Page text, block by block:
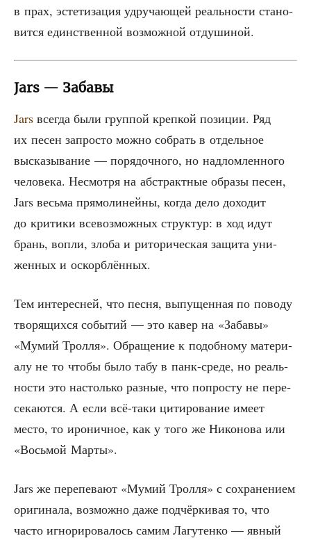
в прах, эсте­ти­за­ция удру­ча­ю­щей реаль­но­сти ста­но­
вит­ся един­ствен­ной воз­мож­ной отдушиной.
Jars — Забавы
Jars все­гда были груп­пой креп­кой пози­ции. Ряд
их песен запро­сто мож­но собрать в отдель­ное
выска­зы­ва­ние — поря­доч­но­го, но над­лом­лен­но­го
чело­ве­ка. Несмот­ря на абстракт­ные обра­зы песен,
Jars весь­ма пря­мо­ли­ней­ны, когда дело дохо­дит
до кри­ти­ки все­воз­мож­ных струк­тур: в ход идут
брань, вопли, зло­ба и рито­ри­че­ская защи­та уни­
жен­ных и оскорблённых.
Тем инте­рес­ней, что пес­ня, выпу­щен­ная по пово­ду
тво­ря­щих­ся собы­тий — это кавер на «Заба­вы»
«Мумий Трол­ля». Обра­ще­ние к подоб­но­му мате­ри­
а­лу не то что­бы было табу в панк-сре­де, но реаль­
но­сти это настоль­ко раз­ные, что попро­сту не пере­
се­ка­ют­ся. А если всё-таки цити­ро­ва­ние име­ет
место, то иро­нич­ное, как у того же Нико­но­ва или
«Вось­мой Марты».
Jars же пере­пе­ва­ют «Мумий Трол­ля» с сохра­не­ни­ем
ори­ги­на­ла, воз­мож­но даже под­чёр­ки­вая то, что
часто игно­ри­ро­ва­лось самим Лагу­тен­ко — явный